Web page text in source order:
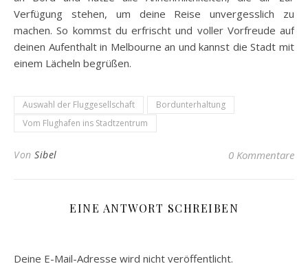
Verfügung stehen, um deine Reise unvergesslich zu
machen. So kommst du erfrischt und voller Vorfreude auf
deinen Aufenthalt in Melbourne an und kannst die Stadt mit
einem Lächeln begrüßen.
Auswahl der Fluggesellschaft
Bordunterhaltung
Vom Flughafen ins Stadtzentrum
Von Sibel 0 Kommentare
EINE ANTWORT SCHREIBEN
Deine E-Mail-Adresse wird nicht veröffentlicht.